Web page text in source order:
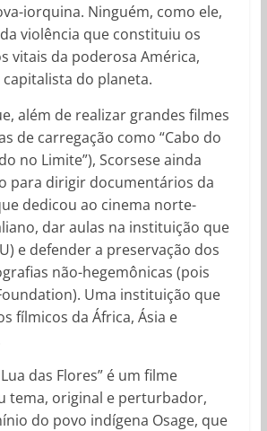
iorquina. Ninguém, como ele,
violência que constituiu os
vitais da poderosa América,
do planeta.
além de realizar grandes filmes
de carregação como “Cabo do
no Limite”), Scorsese ainda
para dirigir documentários da
dedicou ao cinema norte-
dar aulas na instituição que
e defender a preservação dos
não-hegemônicas (pois
Uma instituição que
fílmicos da África, Ásia e
das Flores” é um filme
tema, original e perturbador,
do povo indígena Osage, que